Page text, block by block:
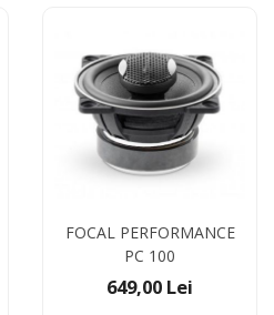
FOCAL PERFORMANCE
PC 100
649,00 Lei